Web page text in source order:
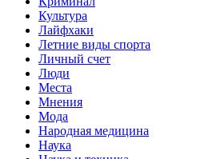
Культура
Лайфхаки
Летние виды спорта
Личный счет
Люди
Места
Мнения
Мода
Народная медицина
Наука